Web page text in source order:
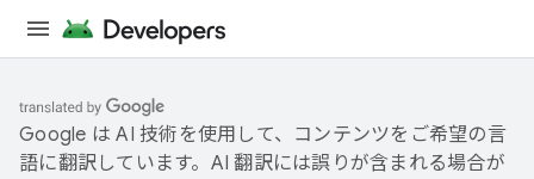
Google は AI 技術を使用して、コンテンツをご希望の言
語に翻訳しています。AI 翻訳には誤りが含まれる場合が